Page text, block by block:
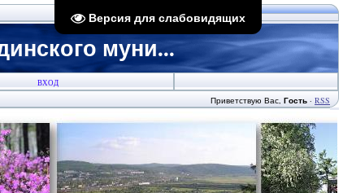
Версия для слабовидящих
муни...
ВХОД
Приветствую Вас, Гость · RSS